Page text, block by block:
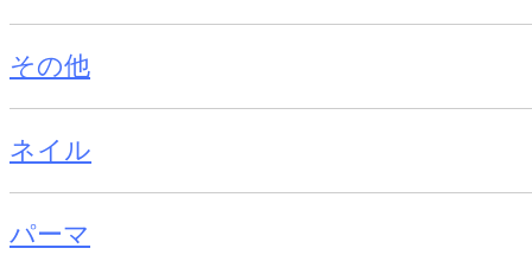
その他
ネイル
パーマ